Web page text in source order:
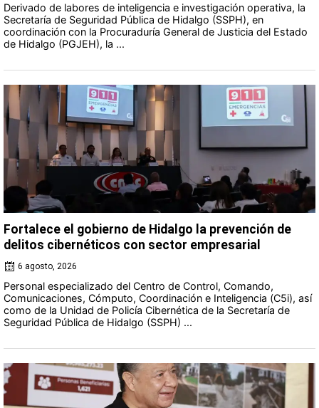
Derivado de labores de inteligencia e investigación operativa, la
Secretaría de Seguridad Pública de Hidalgo (SSPH), en
coordinación con la Procuraduría General de Justicia del Estado
de Hidalgo (PGJEH), la ...
Fortalece el gobierno de Hidalgo la prevención de
delitos cibernéticos con sector empresarial
6 agosto, 2026
Personal especializado del Centro de Control, Comando,
Comunicaciones, Cómputo, Coordinación e Inteligencia (C5i), así
como de la Unidad de Policía Cibernética de la Secretaría de
Seguridad Pública de Hidalgo (SSPH) ...